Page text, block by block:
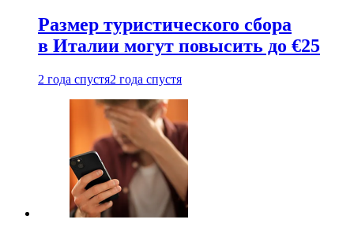
Размер туристического сбора
в Италии могут повысить до €25
2 года спустя2 года спустя